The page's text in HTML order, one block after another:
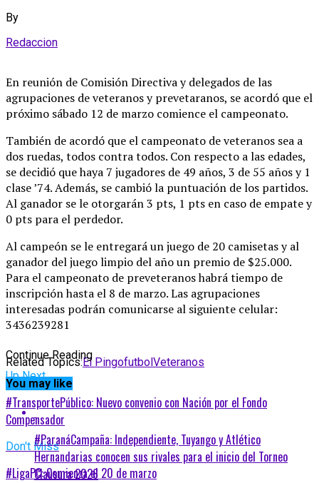
By
Redaccion
En reunión de Comisión Directiva y delegados de las
agrupaciones de veteranos y prevetaranos, se acordó que el
próximo sábado 12 de marzo comience el campeonato.
También de acordó que el campeonato de veteranos sea a
dos ruedas, todos contra todos. Con respecto a las edades,
se decidió que haya 7 jugadores de 49 años, 3 de 55 años y 1
clase ’74. Además, se cambió la puntuación de los partidos.
Al ganador se le otorgarán 3 pts, 1 pts en caso de empate y
0 pts para el perdedor.
Al campeón se le entregará un juego de 20 camisetas y al
ganador del juego limpio del año un premio de $25.000.
Para el campeonato de preveteranos habrá tiempo de
inscripción hasta el 8 de marzo. Las agrupaciones
interesadas podrán comunicarse al siguiente celular:
3436239281
Related Topics:El PingofutbolVeteranos
Up Next
#TransportePúblico: Nuevo convenio con Nación por el Fondo
Compensador
Don't Miss
#LigaPC: Comienza el 20 de marzo
Continue Reading
You may like
#ParanáCampaña: Independiente, Tuyango y Atlético
Hernandarias conocen sus rivales para el inicio del Torneo
Clausura 2026